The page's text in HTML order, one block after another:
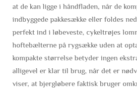
at de kan ligge i håndfladen, når de
indbyggede pakkesække eller foldes
perfekt ind i løbeveste, cykeltrøjes
hoftebælterne på rygsække uden at
kompakte størrelse betyder ingen
alligevel er klar til brug, når det er
viser, at bjergløbere faktisk bruger